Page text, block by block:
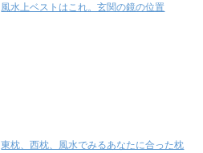
風水上ベストはこれ。玄関の鏡の位置
東枕、西枕、風水でみるあなたに合った枕